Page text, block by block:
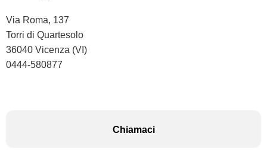
Via Roma, 137
Torri di Quartesolo
36040 Vicenza (VI)
0444-580877
Chiamaci